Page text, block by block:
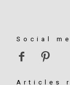
Social
Articles